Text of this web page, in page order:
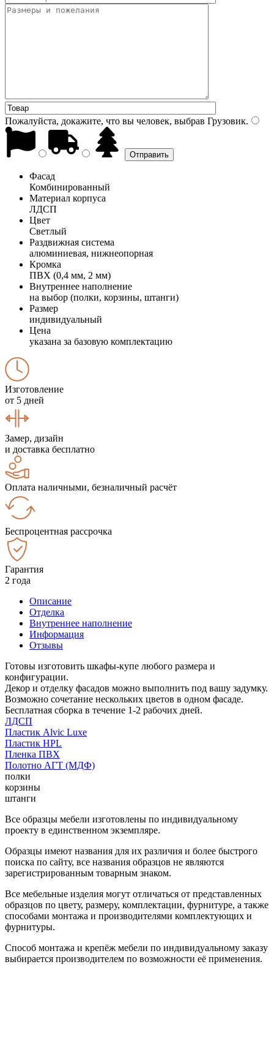
Пожалуйста, докажите, что вы человек, выбрав Грузовик.
Фасад
Комбинированный
Материал корпуса
ЛДСП
Цвет
Светлый
Раздвижная система
алюминиевая, нижнеопорная
Кромка
ПВХ (0,4 мм, 2 мм)
Внутреннее наполнение
на выбор (полки, корзины, штанги)
Размер
индивидуальный
Цена
указана за базовую комплектацию
Изготовление
от 5 дней
Замер, дизайн
и доставка бесплатно
Оплата наличными, безналичный расчёт
Беспроцентная рассрочка
Гарантия
2 года
Описание
Отделка
Внутреннее наполнение
Информация
Отзывы
Готовы изготовить шкафы-купе любого размера и
конфигурации.
Декор и отделку фасадов можно выполнить под вашу задумку.
Возможно сочетание нескольких цветов в одном фасаде.
Бесплатная сборка в течение 1-2 рабочих дней.
ЛДСП
Пластик Alvic Luxe
Пластик HPL
Пленка ПВХ
Полотно АГТ (МДФ)
полки
корзины
штанги
Все образцы мебели изготовлены по индивидуальному
проекту в единственном экземпляре.
Образцы имеют названия для их различия и более быстрого
поиска по сайту, все названия образцов не являются
зарегистрированным товарным знаком.
Все мебельные изделия могут отличаться от представленных
образцов по цвету, размеру, комплектации, фурнитуре, а также
способами монтажа и производителями комплектующих и
фурнитуры.
Способ монтажа и крепёж мебели по индивидуальному заказу
выбирается производителем по возможности её применения.